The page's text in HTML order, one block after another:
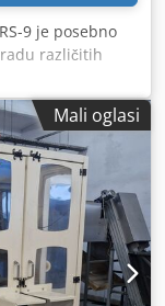
9 je posebno
različitih
ovisno o stroju s
i sigurno
iz stroja za
transportnog
usitnjavanje
transporta
je sjeckalica
kontroler za
koji
osovina,
Mali oglasi